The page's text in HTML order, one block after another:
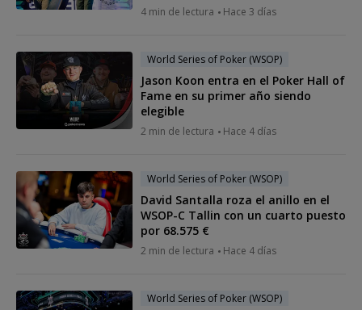
4 min de lectura Hace 3 días
World Series of Poker (WSOP)
Jason Koon entra en el Poker Hall of
Fame en su primer año siendo
elegible
2 min de lectura Hace 4 días
World Series of Poker (WSOP)
David Santalla roza el anillo en el
WSOP-C Tallin con un cuarto puesto
por 68.575 €
2 min de lectura Hace 4 días
World Series of Poker (WSOP)